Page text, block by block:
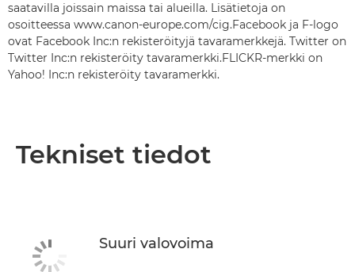
saatavilla joissain maissa tai alueilla. Lisätietoja on
osoitteessa www.canon-europe.com/cig.Facebook ja F-logo
ovat Facebook Inc:n rekisteröityjä tavaramerkkejä. Twitter on
Twitter Inc:n rekisteröity tavaramerkki.FLICKR-merkki on
Yahoo! Inc:n rekisteröity tavaramerkki.
Tekniset tiedot
Suuri valovoima